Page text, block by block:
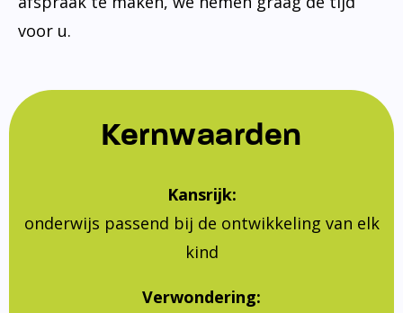
voor u.
Kernwaarden
Kansrijk:
onderwijs passend bij de ontwikkeling van elk
kind
Verwondering: